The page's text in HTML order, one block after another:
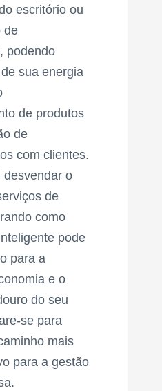
escritório ou
de
podendo
sua energia
de produtos
de
com clientes.
desvendar o
de
como
pode
para a
e o
do seu
se para
mais
para a gestão